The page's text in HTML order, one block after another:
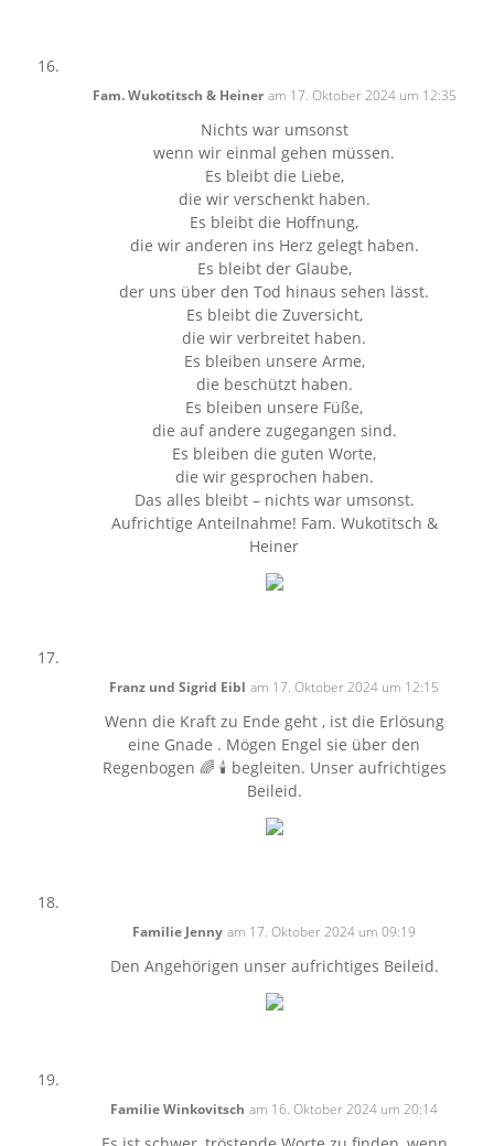
Fam. Wukotitsch & Heiner am 17. Oktober 2024 um 12:35
Nichts war umsonst
wenn wir einmal gehen müssen.
Es bleibt die Liebe,
die wir verschenkt haben.
Es bleibt die Hoffnung,
die wir anderen ins Herz gelegt haben.
Es bleibt der Glaube,
der uns über den Tod hinaus sehen lässt.
Es bleibt die Zuversicht,
die wir verbreitet haben.
Es bleiben unsere Arme,
die beschützt haben.
Es bleiben unsere Füße,
die auf andere zugegangen sind.
Es bleiben die guten Worte,
die wir gesprochen haben.
Das alles bleibt – nichts war umsonst.
Aufrichtige Anteilnahme! Fam. Wukotitsch &
Heiner
Franz und Sigrid Eibl am 17. Oktober 2024 um 12:15
Wenn die Kraft zu Ende geht , ist die Erlösung
eine Gnade . Mögen Engel sie über den
Regenbogen 🌈 🕯️ begleiten. Unser aufrichtiges
Beileid.
Familie Jenny am 17. Oktober 2024 um 09:19
Den Angehörigen unser aufrichtiges Beileid.
Familie Winkovitsch am 16. Oktober 2024 um 20:14